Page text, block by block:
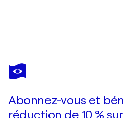
JUAN MANUEL ALVAREZ CEBRIÁN
Apunte del palacio de la Magdalena
Abonnez-vous et
réduction de 10 %